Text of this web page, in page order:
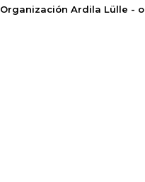
Organización Ardila Lülle -